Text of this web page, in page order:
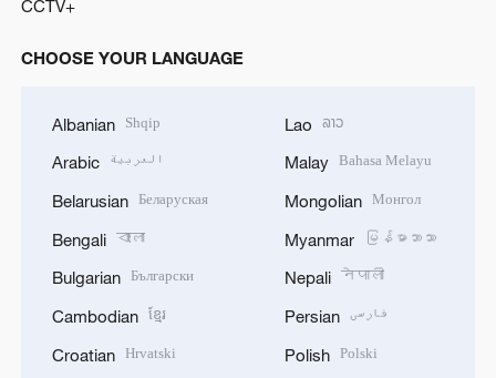
CCTV+
CHOOSE YOUR LANGUAGE
Albanian Shqip
Arabic العربية
Belarusian Беларуская
Bengali বাংলা
Bulgarian Български
Cambodian ខ្មែរ
Croatian Hrvatski
Lao ລາວ
Malay Bahasa Melayu
Mongolian Монгол
Myanmar မြန်မာဘာသာ
Nepali नेपाली
Persian فارسی
Polish Polski